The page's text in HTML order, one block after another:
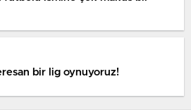
bir lig oynuyoruz!